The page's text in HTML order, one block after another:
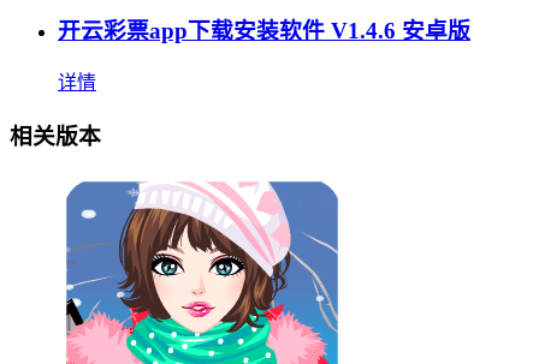
开云彩票app下载安装软件 V1.4.6 安卓版
详情
相关版本